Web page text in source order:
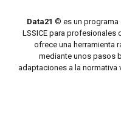
Data21 © es un programa
LSSICE para profesionales
ofrece una herramienta
mediante unos pasos
adaptaciones a la